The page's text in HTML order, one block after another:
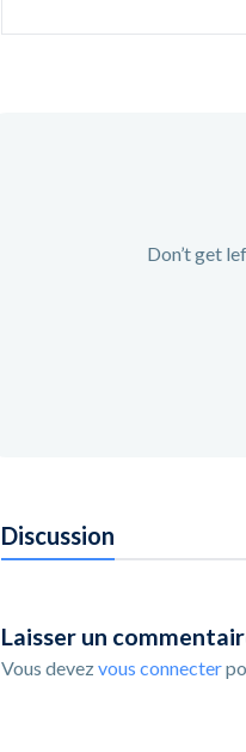
Don’t get
Discussion
Laisser un
Vous devezvous connecter